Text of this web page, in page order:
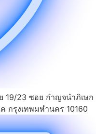
19/23 ซอย กำญจนำภิเษก
กรุงเทพมหำนคร 10160